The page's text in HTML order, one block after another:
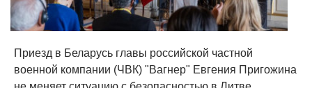
Приезд в Беларусь главы российской частной
военной компании (ЧВК) "Вагнер" Евгения Пригожина